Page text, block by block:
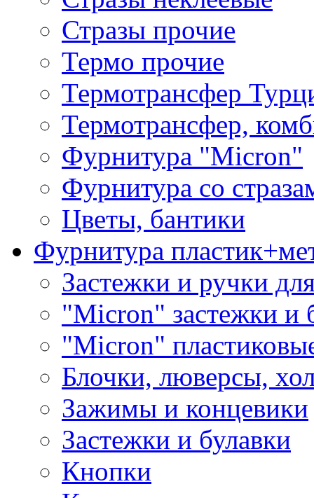
Стразы прочие
Термо прочие
Термотрансфер
Термотрансфер,
Фурнитура "Micron"
Фурнитура со
Цветы, бантики
Фурнитура
Застежки и ручки
"Micron" застежки и
"Micron"
Блочки, люверсы,
Зажимы и концевики
Застежки и булавки
Кнопки